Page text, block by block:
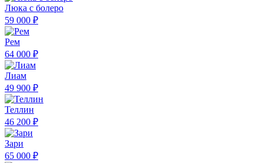
Люка с болеро
59 000 ₽
Рем
64 000 ₽
Лиам
49 900 ₽
Теллин
46 200 ₽
Зари
65 000 ₽